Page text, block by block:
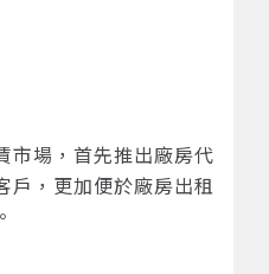
市場，首先推出廠房代
戶，更加便於廠房出租